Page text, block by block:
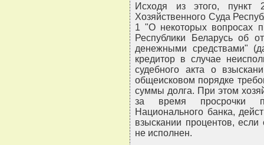
Исходя из этого, пункт
Хозяйственного Суда
1 "О некоторых вопросах
Республики Беларусь об
денежными средствами"
кредитор в случае
судебного акта о
общеисковом порядке
суммы долга. При этом
за время просрочки
Национального банка,
взыскании процентов,
не исполнен.